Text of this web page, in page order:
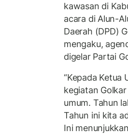
kawasan di
acara di Alun-
Daerah (DPD)
mengaku,
digelar Partai
“Kepada
kegiatan
umum. Tahun
Tahun ini kita
Ini